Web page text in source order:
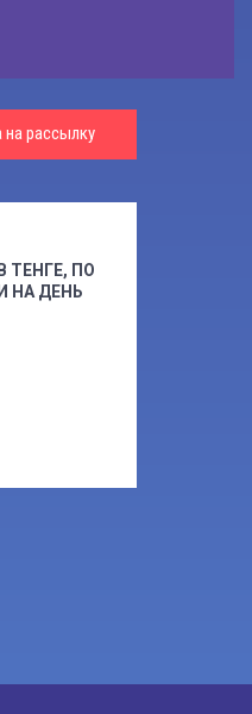
на рассылку
ТЕНГЕ, ПО
НА ДЕНЬ